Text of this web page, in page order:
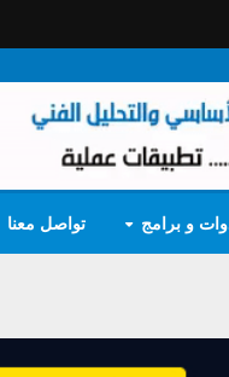
و برامج تواصل معنا